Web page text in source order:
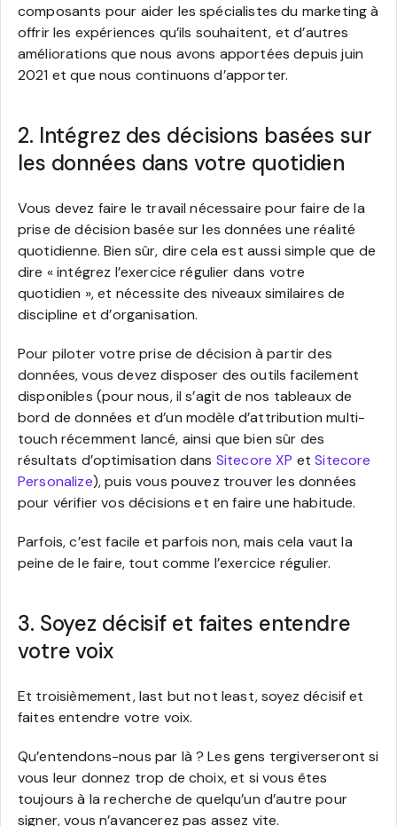
composants pour aider les spécialistes du marketing à
offrir les expériences qu’ils souhaitent, et d’autres
améliorations que nous avons apportées depuis juin
2021 et que nous continuons d’apporter.
2. Intégrez des décisions basées sur
les données dans votre quotidien
Vous devez faire le travail nécessaire pour faire de la
prise de décision basée sur les données une réalité
quotidienne. Bien sûr, dire cela est aussi simple que de
dire « intégrez l’exercice régulier dans votre
quotidien », et nécessite des niveaux similaires de
discipline et d’organisation.
Pour piloter votre prise de décision à partir des
données, vous devez disposer des outils facilement
disponibles (pour nous, il s’agit de nos tableaux de
bord de données et d’un modèle d’attribution multi-
touch récemment lancé, ainsi que bien sûr des
résultats d’optimisation dans Sitecore XP etSitecore
Personalize), puis vous pouvez trouver les données
pour vérifier vos décisions et en faire une habitude.
Parfois, c’est facile et parfois non, mais cela vaut la
peine de le faire, tout comme l’exercice régulier.
3. Soyez décisif et faites entendre
votre voix
Et troisièmement, last but not least, soyez décisif et
faites entendre votre voix.
Qu’entendons-nous par là ? Les gens tergiverseront si
vous leur donnez trop de choix, et si vous êtes
toujours à la recherche de quelqu’un d’autre pour
signer, vous n’avancerez pas assez vite.